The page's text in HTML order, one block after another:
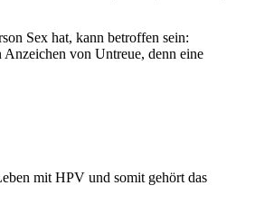
Sex hat, kann betroffen sein:
von Untreue, denn eine
mit HPV und somit gehört das